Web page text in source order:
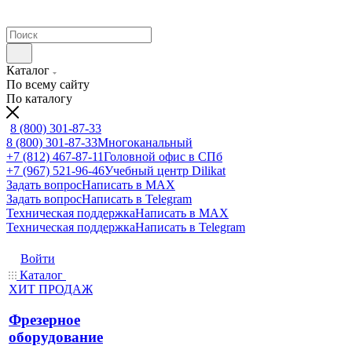
Каталог
По всему сайту
По каталогу
8 (800) 301-87-33
8 (800) 301-87-33Многоканальный
+7 (812) 467-87-11Головной офис в СПб
+7 (967) 521-96-46Учебный центр Dilikat
Задать вопросНаписать в MAX
Задать вопросНаписать в Telegram
Техническая поддержкаНаписать в MAX
Техническая поддержкаНаписать в Telegram
Войти
Каталог
ХИТ ПРОДАЖ
Фрезерное
оборудование